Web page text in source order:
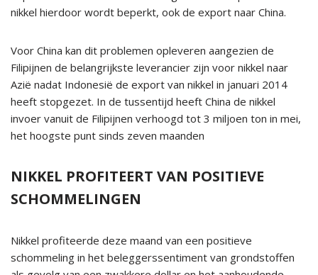
nikkel hierdoor wordt beperkt, ook de export naar China.
Voor China kan dit problemen opleveren aangezien de
Filipijnen de belangrijkste leverancier zijn voor nikkel naar
Azië nadat Indonesië de export van nikkel in januari 2014
heeft stopgezet. In de tussentijd heeft China de nikkel
invoer vanuit de Filipijnen verhoogd tot 3 miljoen ton in mei,
het hoogste punt sinds zeven maanden
NIKKEL PROFITEERT VAN POSITIEVE
SCHOMMELINGEN
Nikkel profiteerde deze maand van een positieve
schommeling in het beleggerssentiment van grondstoffen